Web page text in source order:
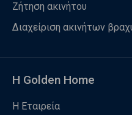
Ζήτηση ακινήτου
Διαχείριση ακινήτων
Η Golden Home
Η Εταιρεία